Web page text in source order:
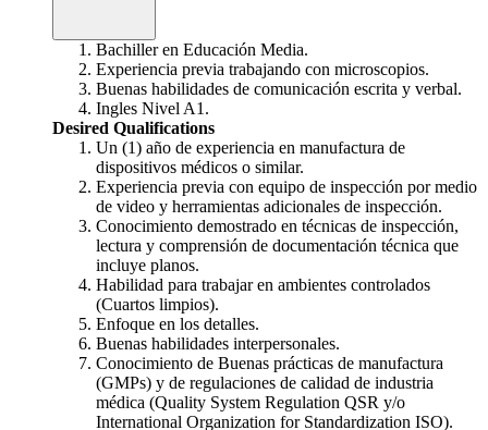
Bachiller en Educación Media.
Experiencia previa trabajando con microscopios.
Buenas habilidades de comunicación escrita y verbal.
Ingles Nivel A1.
Desired Qualifications
Un (1) año de experiencia en manufactura de
dispositivos médicos o similar.
Experiencia previa con equipo de inspección por medio
de video y herramientas adicionales de inspección.
Conocimiento demostrado en técnicas de inspección,
lectura y comprensión de documentación técnica que
incluye planos.
Habilidad para trabajar en ambientes controlados
(Cuartos limpios).
Enfoque en los detalles.
Buenas habilidades interpersonales.
Conocimiento de Buenas prácticas de manufactura
(GMPs) y de regulaciones de calidad de industria
médica (Quality System Regulation QSR y/o
International Organization for Standardization ISO).